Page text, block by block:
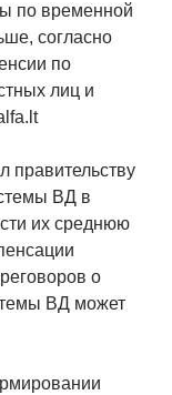
по временной
согласно
по
лиц и
правительству
ВД в
их среднюю
о
ВД может